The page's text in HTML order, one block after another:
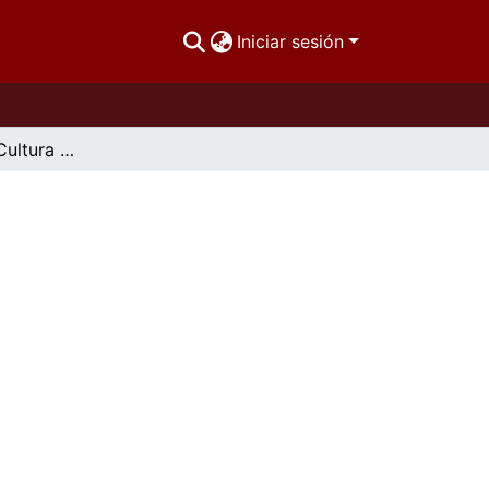
Iniciar sesión
Diagnóstico de Cultura Organizacional